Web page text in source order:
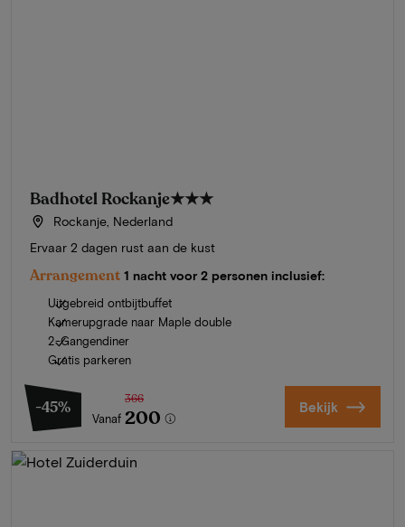
Badhotel Rockanje★★★
Rockanje, Nederland
Ervaar 2 dagen rust aan de kust
Arrangement 1 nacht voor 2 personen inclusief:
Uitgebreid ontbijtbuffet
Kamerupgrade naar Maple double
2-Gangendiner
Gratis parkeren
-45%
Vanaf
366
200 Bekijk